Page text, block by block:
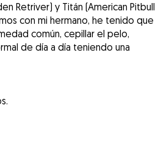
Retriver) y Titán (American Pitbull
con mi hermano, he tenido que
común, cepillar el pelo,
de día a día teniendo una